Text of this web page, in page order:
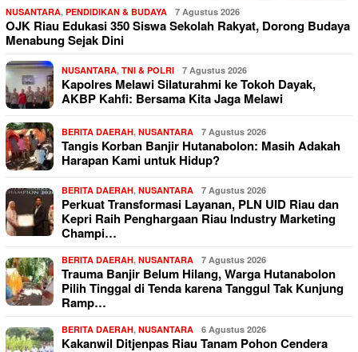
NUSANTARA, PENDIDIKAN & BUDAYA 7 Agustus 2026
OJK Riau Edukasi 350 Siswa Sekolah Rakyat, Dorong Budaya
Menabung Sejak Dini
NUSANTARA, TNI & POLRI 7 Agustus 2026
Kapolres Melawi Silaturahmi ke Tokoh Dayak,
AKBP Kahfi: Bersama Kita Jaga Melawi
BERITA DAERAH, NUSANTARA 7 Agustus 2026
Tangis Korban Banjir Hutanabolon: Masih Adakah
Harapan Kami untuk Hidup?
BERITA DAERAH, NUSANTARA 7 Agustus 2026
Perkuat Transformasi Layanan, PLN UID Riau dan
Kepri Raih Penghargaan Riau Industry Marketing
Champi…
BERITA DAERAH, NUSANTARA 7 Agustus 2026
Trauma Banjir Belum Hilang, Warga Hutanabolon
Pilih Tinggal di Tenda karena Tanggul Tak Kunjung
Ramp…
BERITA DAERAH, NUSANTARA 6 Agustus 2026
Kakanwil Ditjenpas Riau Tanam Pohon Cendera